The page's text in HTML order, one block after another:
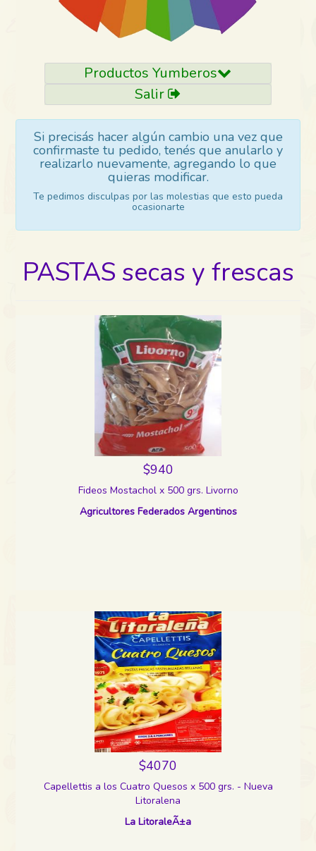
Productos Yumberos
Salir
Si precisás hacer algún cambio una vez que
confirmaste tu pedido, tenés que anularlo y
realizarlo nuevamente, agregando lo que
quieras modificar.
Te pedimos disculpas por las molestias que esto pueda
ocasionarte
PASTAS secas y frescas
$940
Fideos Mostachol x 500 grs. Livorno
Agricultores Federados Argentinos
$4070
Capellettis a los Cuatro Quesos x 500 grs. - Nueva
Litoralena
La LitoraleÃ±a